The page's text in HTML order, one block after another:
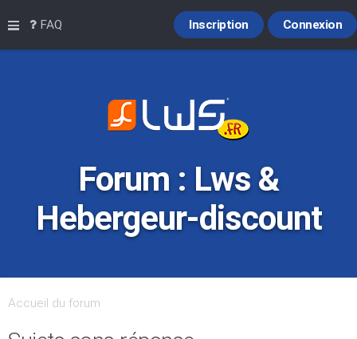
Raccourcis
FAQ Connexion
Inscription
Forum : Lws &
Hebergeur-discount
Accueil du forum